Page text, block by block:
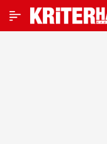
MERAKLA BEKLENİYOR!